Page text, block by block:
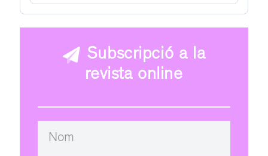
Subscripció a la
revista online